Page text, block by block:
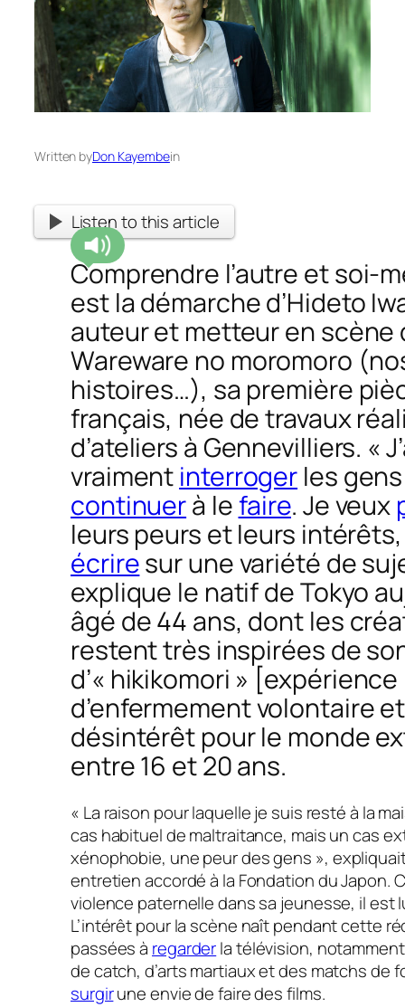
Written byDon Kayembein
Listen to this article
Comprendre l’autre et soi-
est la démarche d’Hideto
auteur et metteur en scène
Wareware no moromoro
histoires…), sa première
français, née de travaux
d’ateliers à Gennevilliers. «
vraiment interroger les
continuerà lefaire. Je veux
leurs peurs et leurs
écriresur une variété de
explique le natif de Tokyo
âgé de 44 ans, dont les
restent très inspirées de
d’« hikikomori » [expérience
d’enfermement volontaire
désintérêt pour le monde
entre 16 et 20 ans.
« La raison pour laquelle je suis resté à la
cas habituel de maltraitance, mais un cas
xénophobie, une peur des gens »,
entretien accordé à la Fondation du Japon.
violence paternelle dans sa jeunesse, il est
L’intérêt pour la scène naît pendant cette
passées à regarderla télévision,
de catch, d’arts martiaux et des matchs de
surgirune envie de faire des films.